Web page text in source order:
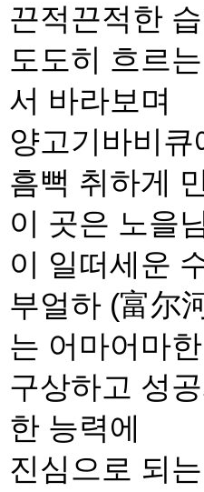
끈적끈적한
도도히 흐르
서 바라보며
양고기바비
흠뻑 취하게
이 곳은 노을
이 일떠세운
부얼하 (富尔
는 어마어마
구상하고 성
한 능력에
진심으로 되